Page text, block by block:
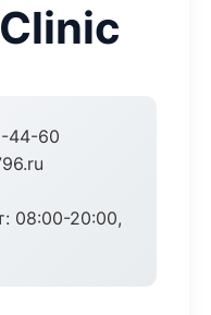
44-60
08:00-20:00,